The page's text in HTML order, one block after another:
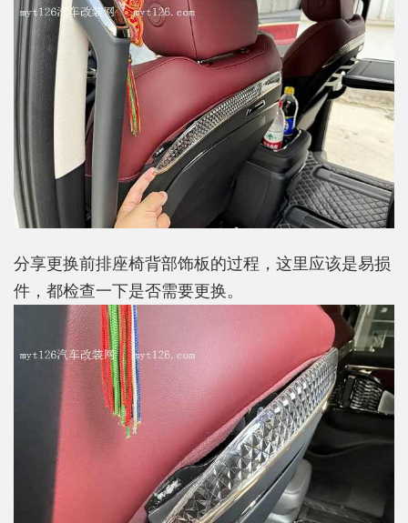
分享更换前排座椅背部饰板的过程，这里应该是易损
件，都检查一下是否需要更换。